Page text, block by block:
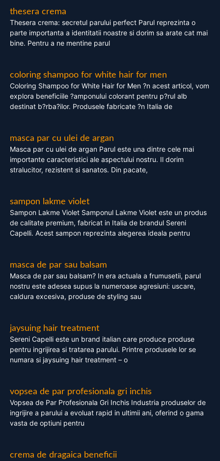
thesera crema
Thesera crema: secretul parului perfect Parul reprezinta o
parte importanta a identitatii noastre si dorim sa arate cat mai
bine. Pentru a ne mentine parul
coloring shampoo for white hair for men
Coloring Shampoo for White Hair for Men ?n acest articol, vom
explora beneficiile ?amponului colorant pentru p?rul alb
destinat b?rba?ilor. Produsele fabricate ?n Italia de
masca par cu ulei de argan
Masca par cu ulei de argan Parul este una dintre cele mai
importante caracteristici ale aspectului nostru. Il dorim
stralucitor, rezistent si sanatos. Din pacate,
sampon lakme violet
Sampon Lakme Violet Samponul Lakme Violet este un produs
de calitate premium, fabricat in Italia de brandul Sereni
Capelli. Acest sampon reprezinta alegerea ideala pentru
masca de par sau balsam
Masca de par sau balsam? In era actuala a frumusetii, parul
nostru este adesea supus la numeroase agresiuni: uscare,
caldura excesiva, produse de styling sau
jaysuing hair treatment
Sereni Capelli este un brand italian care produce produse
pentru ingrijirea si tratarea parului. Printre produsele lor se
numara si jaysuing hair treatment – o
vopsea de par profesionala gri inchis
Vopsea de Par Profesionala Gri Inchis Industria produselor de
ingrijire a parului a evoluat rapid in ultimii ani, oferind o gama
vasta de optiuni pentru
crema de dragaica beneficii